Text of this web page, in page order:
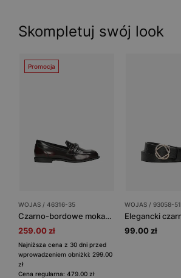
Skompletuj swój look
Promocja
WOJAS / 46316-35
Czarno-bordowe mokasyny damskie ze skóry florentic
259.00 zł
Najniższa cena z 30 dni przed
wprowadzeniem obniżki: 299.00
zł
Cena regularna: 479.00 zł
WOJAS / 93058-51
99.00 zł